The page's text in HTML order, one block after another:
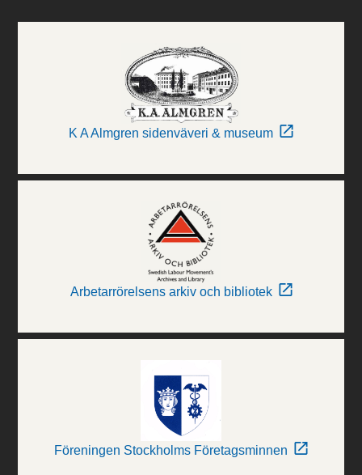
K A Almgren sidenväveri & museum
Arbetarrörelsens arkiv och bibliotek
Föreningen Stockholms Företagsminnen